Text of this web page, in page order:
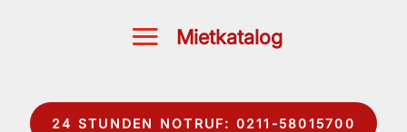
24 STUNDEN NOTRUF: 0211-58015700